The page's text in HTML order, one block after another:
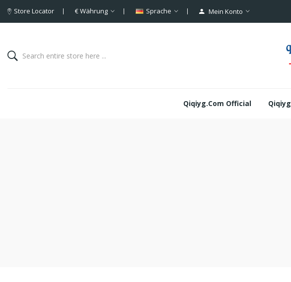
Store Locator €Währung Sprache Mein Konto
Qiqiyg.com Official